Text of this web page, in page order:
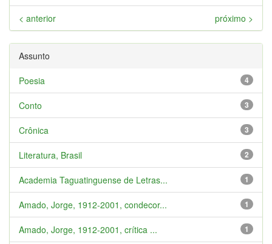
< anterior próximo >
Assunto
4
Poesia
3
Conto
3
Crônica
2
Literatura, Brasil
1
Academia Taguatinguense de Letras...
1
Amado, Jorge, 1912-2001, condecor...
1
Amado, Jorge, 1912-2001, crítica ...